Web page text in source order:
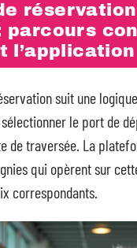
parcours
l’application
suit une
le port de
de traversée. La
qui opèrent sur
correspondants.